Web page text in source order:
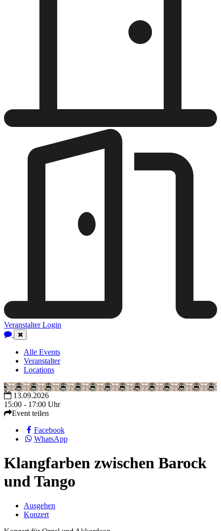
Veranstalter Login
Close
Navigation
Alle Events
Veranstalter
Locations
13.09.2026
15:00 - 17:00 Uhr
Event teilen
Facebook
WhatsApp
Klangfarben zwischen Barock
und Tango
Ausgehen
Konzert